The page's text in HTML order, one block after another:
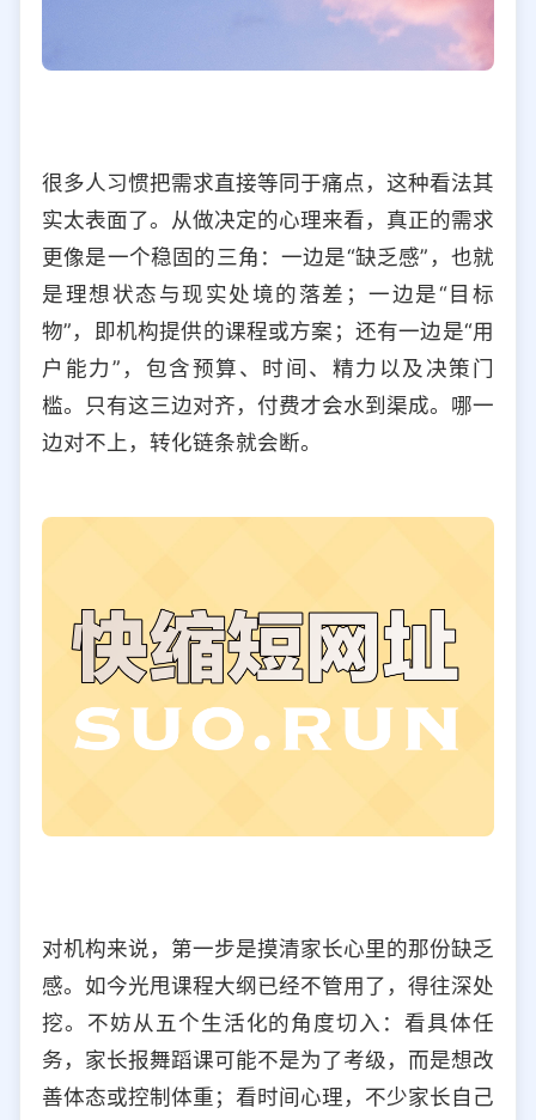
很多人习惯把需求直接等同于痛点，这种看法其
实太表面了。从做决定的心理来看，真正的需求
更像是一个稳固的三角：一边是“缺乏感”，也就
是理想状态与现实处境的落差；一边是“目标
物”，即机构提供的课程或方案；还有一边是“用
户能力”，包含预算、时间、精力以及决策门
槛。只有这三边对齐，付费才会水到渠成。哪一
边对不上，转化链条就会断。
对机构来说，第一步是摸清家长心里的那份缺乏
感。如今光甩课程大纲已经不管用了，得往深处
挖。不妨从五个生活化的角度切入：看具体任
务，家长报舞蹈课可能不是为了考级，而是想改
善体态或控制体重；看时间心理，不少家长自己